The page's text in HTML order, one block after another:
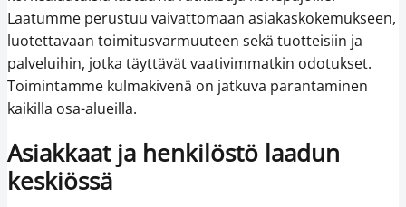
Laatumme perustuu vaivattomaan asiakaskokemukseen,
luotettavaan toimitusvarmuuteen sekä tuotteisiin ja
palveluihin, jotka täyttävät vaativimmatkin odotukset.
Toimintamme kulmakivenä on jatkuva parantaminen
kaikilla osa-alueilla.
Asiakkaat ja henkilöstö laadun
keskiössä